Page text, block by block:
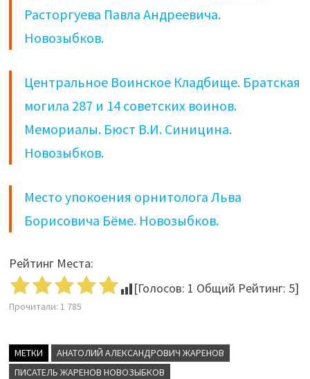
Расторгуева Павла Андреевича.
Новозыбков.
Центральное Воинское Кладбище. Братская
могила 287 и 14 советских воинов.
Мемориалы. Бюст В.И. Синицина.
Новозыбков.
Место упокоения орнитолога Льва
Борисовича Бёме. Новозыбков.
Рейтинг Места:
[Голосов: 1 Общий Рейтинг: 5]
Прочитали: 1 785
МЕТКИ
АНАТОЛИЙ АЛЕКСАНДРОВИЧ ЖАРЕНОВ
ПИСАТЕЛЬ ЖАРЕНОВ НОВОЗЫБКОВ